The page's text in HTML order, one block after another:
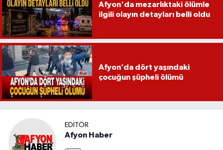
Afyon'da mezarlıktaki ölümle
ilgili olayın detayları belli oldu
Afyon’da dört yaşındaki
çocuğun şüpheli ölümü
EDITÖR
Afyon Haber